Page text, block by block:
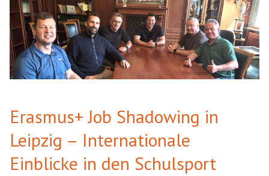
Erasmus+ Job Shadowing in
Leipzig – Internationale
Einblicke in den Schulsport